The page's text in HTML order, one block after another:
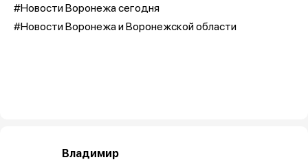
#Новости Воронежа сегодня
#Новости Воронежа и Воронежской области
Владимир